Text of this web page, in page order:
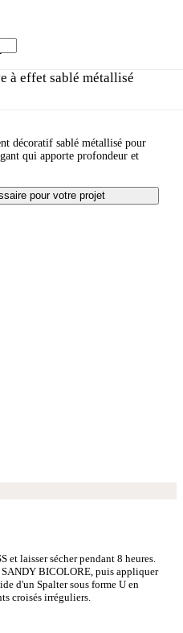
à effet sablé métallisé
décoratif sablé métallisé pour
qui apporte profondeur et
pour votre projet
et laisser sécher pendant 8 heures.
BICOLORE, puis appliquer
d'un Spalter sous forme U en
croisés irréguliers.